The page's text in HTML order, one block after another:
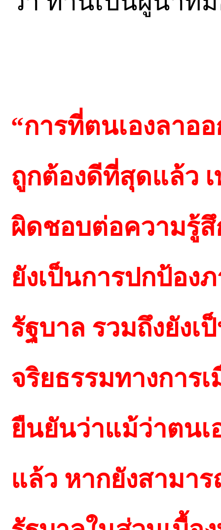
“การที่ตนเองลาอ
ถูกต้องดีที่สุดแล้ว
ผิดชอบต่อความรู้
ยังเป็นการปกป้อ
รัฐบาล รวมถึงยังเ
จริยธรรมทางการ
ยืนยันว่าแม้ว่าตนเ
แล้ว หากยังสามา